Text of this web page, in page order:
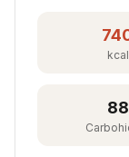
kcal
88